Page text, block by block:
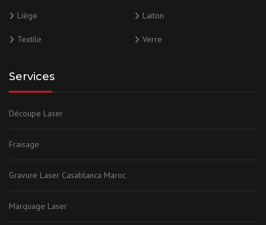
Liège Laiton
Textile Verre
Services
Découpe Laser
Fraisage
Gravure Laser Casablanca Maroc
Marquage Laser